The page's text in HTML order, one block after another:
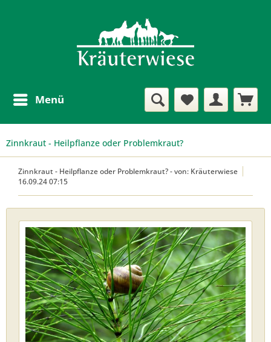
Menü
Zinnkraut - Heilpflanze oder Problemkraut?
Zinnkraut - Heilpflanze oder Problemkraut?-von: Kräuterwiese
16.09.24 07:15